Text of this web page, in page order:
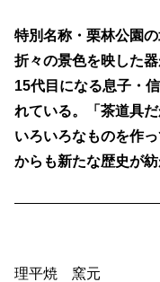
特別名称・栗林公園
折々の景色を映した
15代目になる息子・
れている。「茶道具
いろいろなものを作
からも新たな歴史が紡
理平焼 窯元